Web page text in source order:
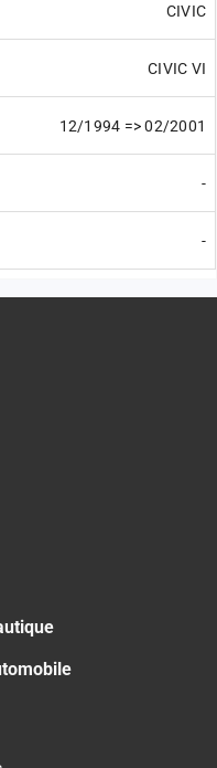
CIVIC
CIVIC VI
12/1994 => 02/2001
-
-